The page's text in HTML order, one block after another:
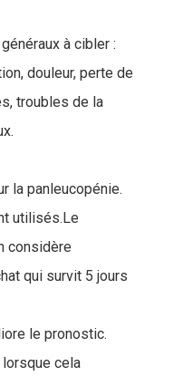
à cibler :
douleur, perte de
troubles de la
la panleucopénie.
utilisés.Le
considère
qui survit 5 jours
le pronostic.
cela